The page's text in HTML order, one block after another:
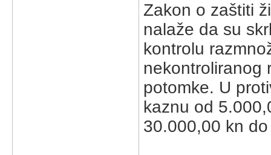
Zakon o zaštiti
nalaže da su
kontrolu
nekontroliranog
potomke. U
kaznu od
30.000,00 kn